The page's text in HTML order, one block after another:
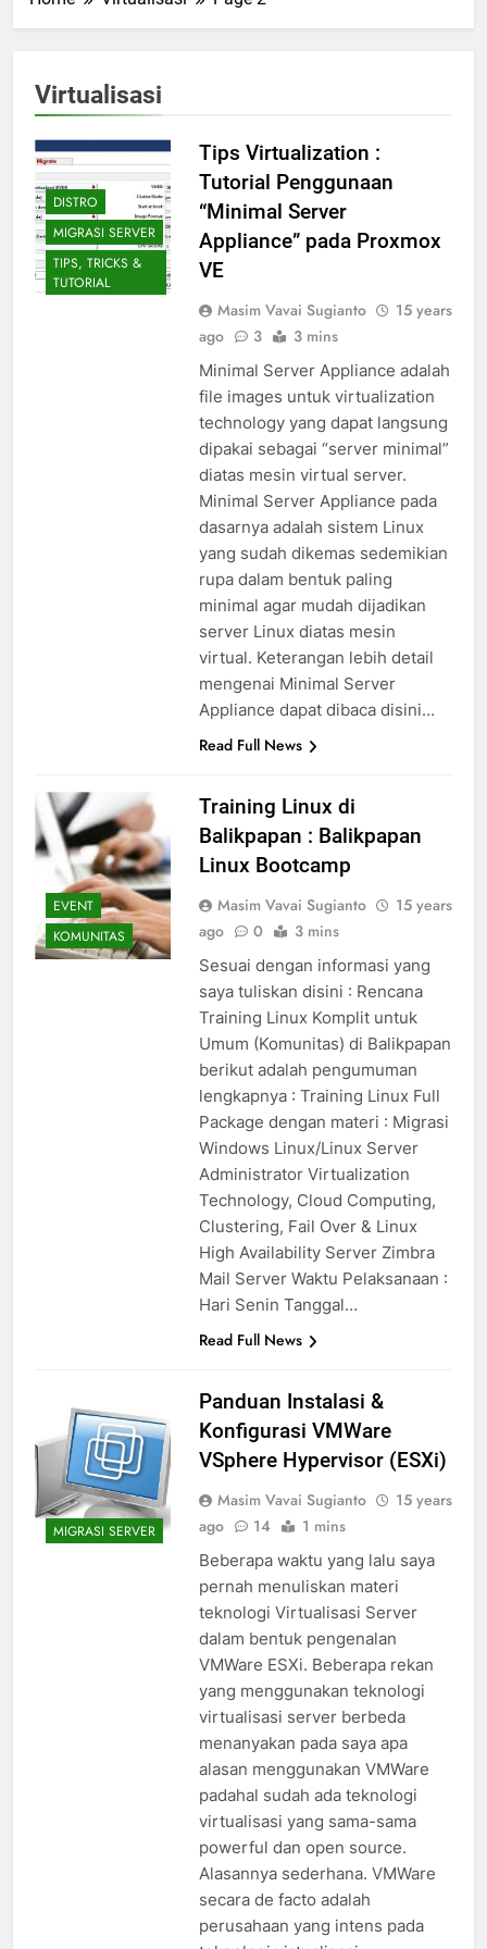
Virtualisasi
DISTRO
MIGRASI SERVER
TIPS, TRICKS &
TUTORIAL
Tips Virtualization :
Tutorial Penggunaan
“Minimal Server
Appliance” pada Proxmox
VE
Masim Vavai Sugianto
15 years
ago
3 3 mins
Minimal Server Appliance adalah
file images untuk virtualization
technology yang dapat langsung
dipakai sebagai “server minimal”
diatas mesin virtual server.
Minimal Server Appliance pada
dasarnya adalah sistem Linux
yang sudah dikemas sedemikian
rupa dalam bentuk paling
minimal agar mudah dijadikan
server Linux diatas mesin
virtual. Keterangan lebih detail
mengenai Minimal Server
Appliance dapat dibaca disini…
Read Full News
EVENT
KOMUNITAS
Training Linux di
Balikpapan : Balikpapan
Linux Bootcamp
Masim Vavai Sugianto
15 years
ago
0 3 mins
Sesuai dengan informasi yang
saya tuliskan disini : Rencana
Training Linux Komplit untuk
Umum (Komunitas) di Balikpapan
berikut adalah pengumuman
lengkapnya : Training Linux Full
Package dengan materi : Migrasi
Windows Linux/Linux Server
Administrator Virtualization
Technology, Cloud Computing,
Clustering, Fail Over & Linux
High Availability Server Zimbra
Mail Server Waktu Pelaksanaan :
Hari Senin Tanggal…
Read Full News
MIGRASI SERVER
Panduan Instalasi &
Konfigurasi VMWare
VSphere Hypervisor (ESXi)
Masim Vavai Sugianto
15 years
ago
14 1 mins
Beberapa waktu yang lalu saya
pernah menuliskan materi
teknologi Virtualisasi Server
dalam bentuk pengenalan
VMWare ESXi. Beberapa rekan
yang menggunakan teknologi
virtualisasi server berbeda
menanyakan pada saya apa
alasan menggunakan VMWare
padahal sudah ada teknologi
virtualisasi yang sama-sama
powerful dan open source.
Alasannya sederhana. VMWare
secara de facto adalah
perusahaan yang intens pada